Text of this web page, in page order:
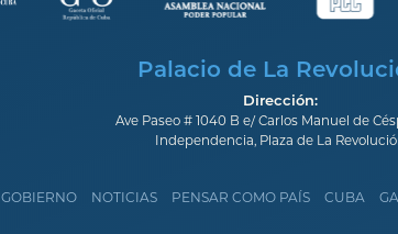
Palacio de La
Dirección:
Ave Paseo # 1040 B e/ Carlos Manuel de
Independencia, Plaza de La
GOBIERNO NOTICIAS PENSAR COMO PAÍS CUBA